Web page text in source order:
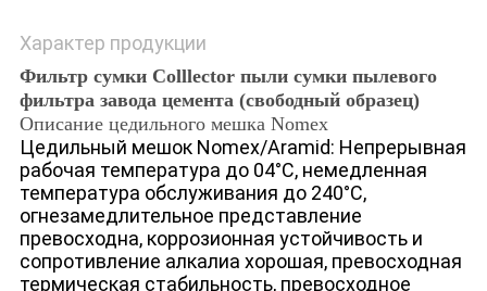
Характер продукции
Фильтр сумки Colllector пыли сумки пылевого
фильтра завода цемента (свободный образец)
Описание цедильного мешка Nomex
Цедильный мешок Nomex/Aramid: Непрерывная
рабочая температура до 04°C, немедленная
температура обслуживания до 240°C,
огнезамедлительное представление
превосходна, коррозионная устойчивость и
сопротивление алкалиа хорошая, превосходная
термическая стабильность, превосходное